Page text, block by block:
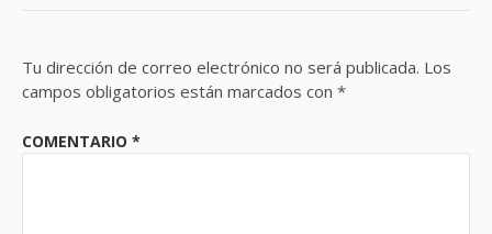
Tu dirección de correo electrónico no será publicada. Los
campos obligatorios están marcados con *
COMENTARIO *